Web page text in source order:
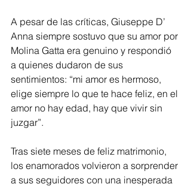
A pesar de las críticas, Giuseppe D’
Anna siempre sostuvo que su amor por
Molina Gatta era genuino y respondió
a quienes dudaron de sus
sentimientos: “mi amor es hermoso,
elige siempre lo que te hace feliz, en el
amor no hay edad, hay que vivir sin
juzgar”.
Tras siete meses de feliz matrimonio,
los enamorados volvieron a sorprender
a sus seguidores con una inesperada